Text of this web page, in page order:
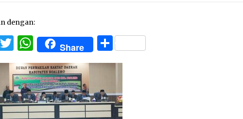
dengan:
Twitter
WhatsApp
Share Share